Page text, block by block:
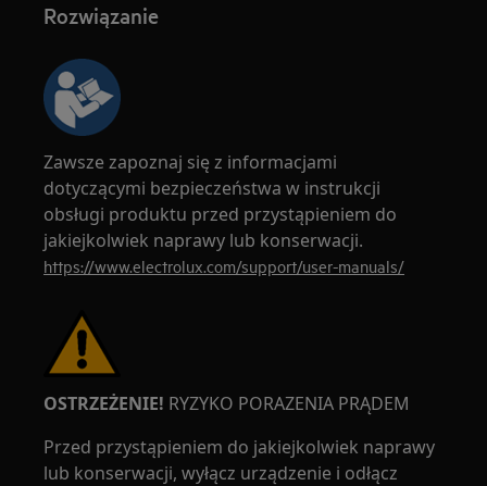
Rozwiązanie
Zawsze zapoznaj się z informacjami
dotyczącymi bezpieczeństwa w instrukcji
obsługi produktu przed przystąpieniem do
jakiejkolwiek naprawy lub konserwacji.
https://www.electrolux.com/support/user-manuals/
OSTRZEŻENIE! RYZYKO PORAZENIA PRĄDEM
Przed przystąpieniem do jakiejkolwiek naprawy
lub konserwacji, wyłącz urządzenie i odłącz